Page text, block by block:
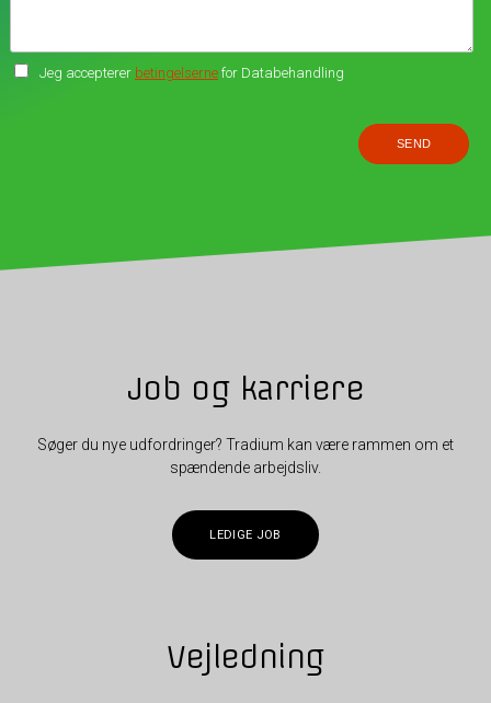
Jeg accepterer betingelsernefor Databehandling
Job og karriere
Søger du nye udfordringer? Tradium kan være rammen om et
spændende arbejdsliv.
LEDIGE JOB
Vejledning